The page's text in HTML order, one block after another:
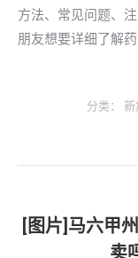
方法、常见问题、
朋友想要详细了解
分类： 新
章
[图片]马六甲
卖